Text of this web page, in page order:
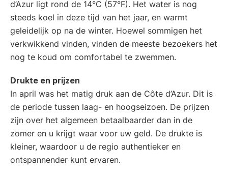
d’Azur ligt rond de 14°C (57°F). Het water is nog
steeds koel in deze tijd van het jaar, en warmt
geleidelijk op na de winter. Hoewel sommigen het
verkwikkend vinden, vinden de meeste bezoekers het
nog te koud om comfortabel te zwemmen.
Drukte en prijzen
In april was het matig druk aan de Côte d’Azur. Dit is
de periode tussen laag- en hoogseizoen. De prijzen
zijn over het algemeen betaalbaarder dan in de
zomer en u krijgt waar voor uw geld. De drukte is
kleiner, waardoor u de regio authentieker en
ontspannender kunt ervaren.